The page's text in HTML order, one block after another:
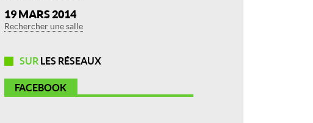
19 MARS 2014
Rechercher une salle
SUR LES RÉSEAUX
FACEBOOK